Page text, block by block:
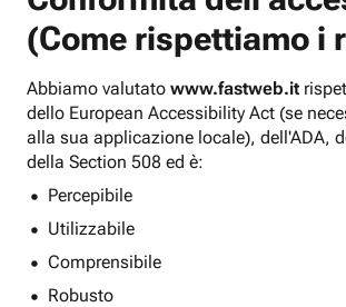
(Come rispettiamo i
Abbiamo valutato www.fastweb.it
dello European Accessibility Act (se
alla sua applicazione locale), dell'ADA,
della Section 508 ed è:
Percepibile
Utilizzabile
Comprensibile
Robusto